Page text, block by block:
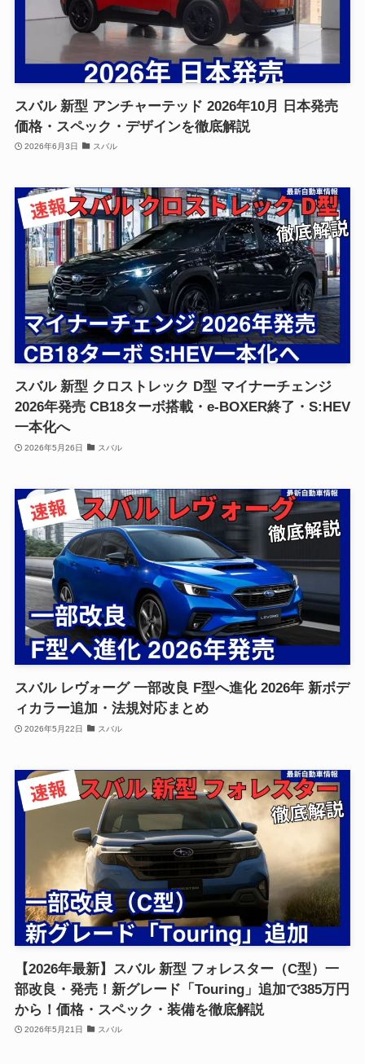
スバル 新型 アンチャーテッド 2026年10月 日本発売
価格・スペック・デザインを徹底解説
2026年6月3日 スバル
スバル 新型 クロストレック D型 マイナーチェンジ
2026年発売 CB18ターボ搭載・e-BOXER終了・S:HEV
一本化へ
2026年5月26日 スバル
スバル レヴォーグ 一部改良 F型へ進化 2026年 新ボデ
ィカラー追加・法規対応まとめ
2026年5月22日 スバル
【2026年最新】スバル 新型 フォレスター（C型）一
部改良・発売！新グレード「Touring」追加で385万円
から！価格・スペック・装備を徹底解説
2026年5月21日 スバル